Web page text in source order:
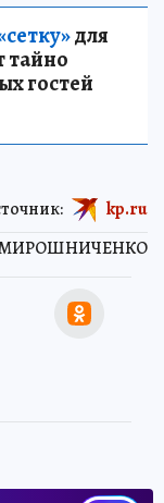
для
тайно
гостей
kp.ru